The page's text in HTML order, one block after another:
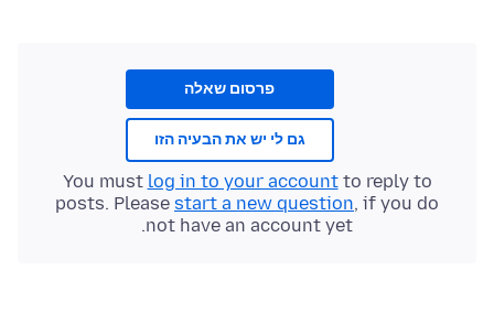
פרסום שאלה
גם לי יש את הבעיה הזו
You must log in to your accountto reply to
posts. Please start a new question, if you do
not have an account yet.